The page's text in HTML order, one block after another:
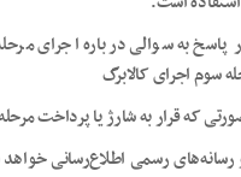
به سوالی درباره اجرای
اجرای کالابرگ
که قرار به شارژ یا پرداخت
رسانه‌های رسمی اطلاع‌رسانی